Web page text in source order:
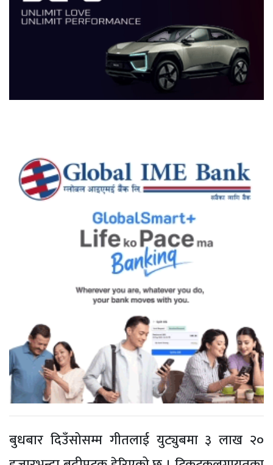
बुधबार दिउँसोसम्म गीतलाई युट्युबमा ३ लाख २०